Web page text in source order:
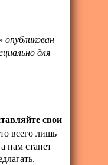
опубликован
для
свои
всего лишь
нам станет